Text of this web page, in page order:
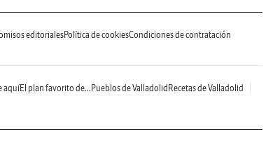
editorialesPolítica de cookiesCondiciones de contratación
aquíEl plan favorito de... Pueblos de Valladolid Recetas de Valladolid